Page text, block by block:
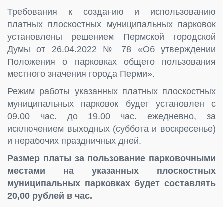
Требования к созданию и использованию
платных плоскостных муниципальных парковок
установлены решением Пермской городской
Думы от 26.04.2022 № 78 «Об утверждении
Положения о парковках общего пользования
местного значения города Перми».
Режим работы указанных платных плоскостных
муниципальных парковок будет установлен с
09.00 час. до 19.00 час. ежедневно, за
исключением выходных (суббота и воскресенье)
и нерабочих праздничных дней.
Размер платы за пользование парковочными
местами на указанных плоскостных
муниципальных парковках будет составлять
20,00 рублей в час.